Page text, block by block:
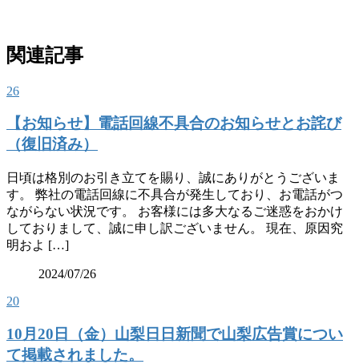
関連記事
26
【お知らせ】電話回線不具合のお知らせとお詫び
（復旧済み）
日頃は格別のお引き立てを賜り、誠にありがとうございま
す。 弊社の電話回線に不具合が発生しており、お電話がつ
ながらない状況です。 お客様には多大なるご迷惑をおかけ
しておりまして、誠に申し訳ございません。 現在、原因究
明およ […]
2024/07/26
20
10月20日（金）山梨日日新聞で山梨広告賞につい
て掲載されました。